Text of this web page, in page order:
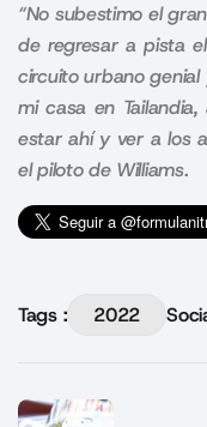
“No subestimo el
de regresar a pista
circuito urbano
mi casa en
estar ahí y ver a los
el piloto de Williams.
Tags : 2022